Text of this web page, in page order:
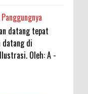
datang tepat
datang di
Oleh: A -